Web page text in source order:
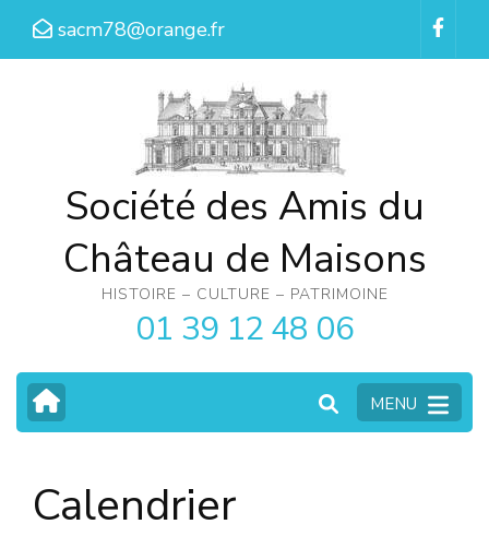
Aller
sacm78@orange.fr
Société des Amis du
Château de Maisons
HISTOIRE – CULTURE – PATRIMOINE
01 39 12 48 06
MENU
Calendrier